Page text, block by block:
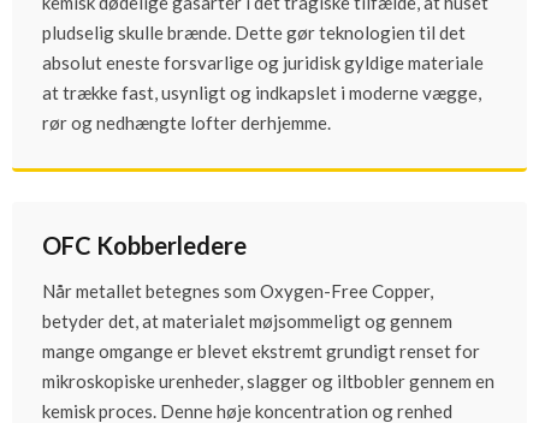
pludselig skulle brænde. Dette gør teknologien til det
absolut eneste forsvarlige og juridisk gyldige materiale
at trække fast, usynligt og indkapslet i moderne vægge,
rør og nedhængte lofter derhjemme.
OFC Kobberledere
Når metallet betegnes som Oxygen-Free Copper,
betyder det, at materialet møjsommeligt og gennem
mange omgange er blevet ekstremt grundigt renset for
mikroskopiske urenheder, slagger og iltbobler gennem en
kemisk proces. Denne høje koncentration og renhed